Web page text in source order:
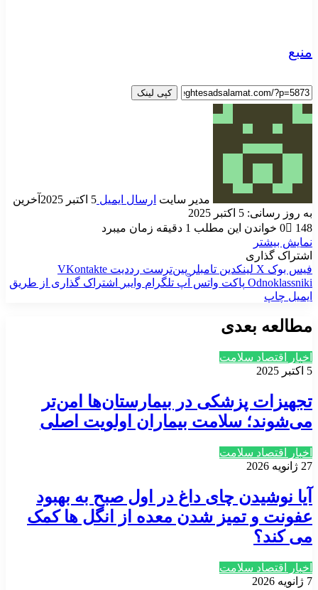
منبع
کپی لینک
مدیر سایت ارسال ایمیل 5 اکتبر 2025
آخرین
به روز رسانی: 5 اکتبر 2025
0
148
خواندن این مطلب 1 دقیقه زمان میبرد
نمایش بیشتر
اشتراک گذاری
فیس بوک X لینکدین ‫تامبلر ‫پین‌ترست ‫رددیت ‫VKontakte
‫Odnoklassniki پاکت واتس آپ تلگرام وایبر
اشتراک گذاری از طریق
ایمیل چاپ
مطالعه بعدی
اخبار اقتصاد سلامت
5 اکتبر 2025
تجهیزات پزشکی در بیمارستان‌ها امن‌تر
می‌شوند؛ سلامت بیماران اولویت اصلی
اخبار اقتصاد سلامت
27 ژانویه 2026
آیا نوشیدن چای داغ در اول صبح به بهبود
عفونت و تمیز شدن معده از انگل ها کمک
می کند؟
اخبار اقتصاد سلامت
7 ژانویه 2026